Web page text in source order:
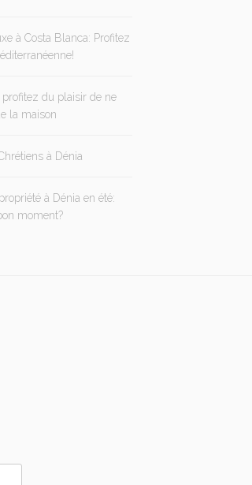
à Costa Blanca: Profitez
profitez du plaisir de ne
la maison
à Dénia
à Dénia en été:
moment?